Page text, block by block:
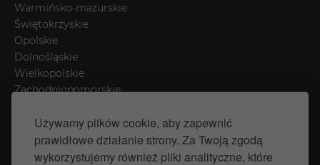
Używamy plików cookie, aby zapewnić
prawidłowe działanie strony. Za Twoją zgodą
wykorzystujemy również pliki analityczne, które
Warmińsko-mazurskie
Świętokrzyskie
Opolskie
Dolnośląskie
Wielkopolskie
Zachodniopomorskie
Mazowieckie
Śląskie